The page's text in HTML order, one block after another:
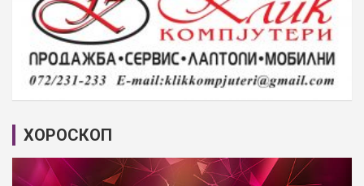
ХОРОСКОП